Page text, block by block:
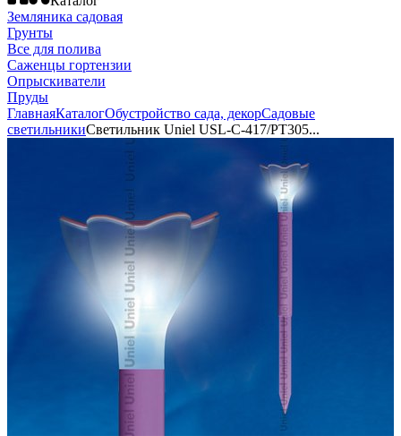
Земляника садовая
Грунты
Все для полива
Саженцы гортензии
Опрыскиватели
Пруды
ГлавнаяКаталогОбустройство сада, декорСадовые
светильникиСветильник Uniel USL-C-417/PT305...